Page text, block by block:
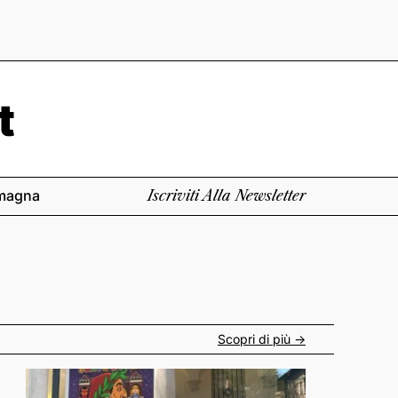
Iscriviti Alla Newsletter
Scopri di più ->